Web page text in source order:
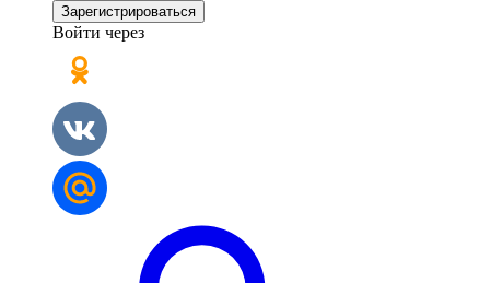
Зарегистрироваться
Войти через